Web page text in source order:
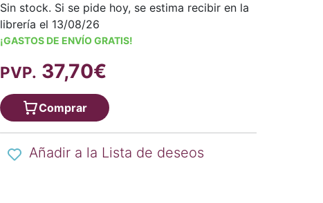
Sin stock. Si se pide hoy, se estima recibir en la
librería el 13/08/26
¡GASTOS DE ENVÍO GRATIS!
PVP. 37,70€
Comprar
Añadir a la Lista de deseos